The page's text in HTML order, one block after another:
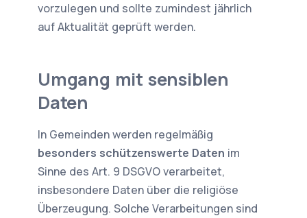
vorzulegen und sollte zumindest jährlich
auf Aktualität geprüft werden.
Umgang mit sensiblen
Daten
In Gemeinden werden regelmäßig
besonders schützenswerte Daten im
Sinne des Art. 9 DSGVO verarbeitet,
insbesondere Daten über die religiöse
Überzeugung. Solche Verarbeitungen sind